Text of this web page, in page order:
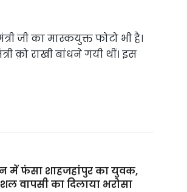
जी का मास्कयुक्त फोटो भी है।
क़ो राखी बांधने गयी थीं। इस
में फंसा शाहजहांपुर का युवक,
वापसी का दिलाया भरोसा